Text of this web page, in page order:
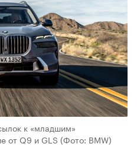
к «младшим»
от Q9 и GLS (Фото: BMW)